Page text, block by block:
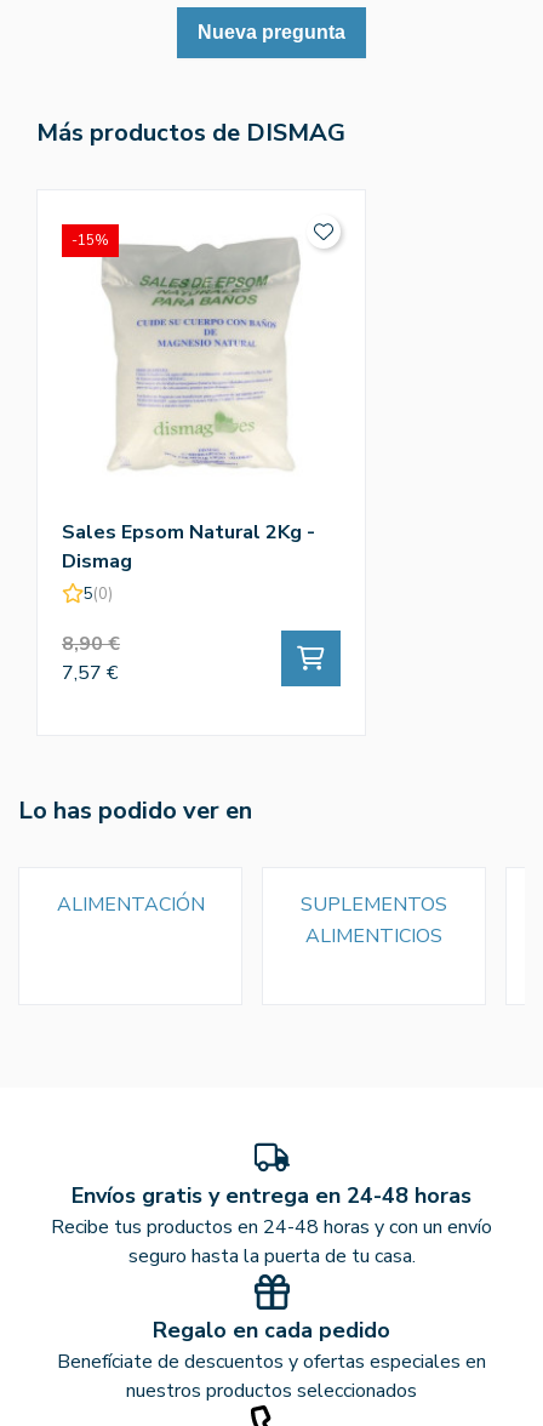
Nueva pregunta
Más productos de DISMAG
Sales Epsom Natural 2Kg -
Dismag
5(0)
8,90 €
7,57 €
-15%
Lo has podido ver en
ALIMENTACIÓN
SUPLEMENTOS
ALIMENTICIOS
Envíos gratis y entrega en 24-48 horas
Recibe tus productos en 24-48 horas y con un envío
seguro hasta la puerta de tu casa.
Regalo en cada pedido
Benefíciate de descuentos y ofertas especiales en
nuestros productos seleccionados